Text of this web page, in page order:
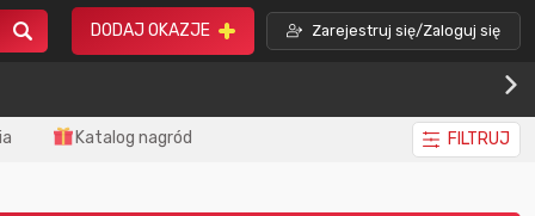
DODAJ OKAZJE Zarejestruj się/Zaloguj się
Katalog nagród FILTRUJ